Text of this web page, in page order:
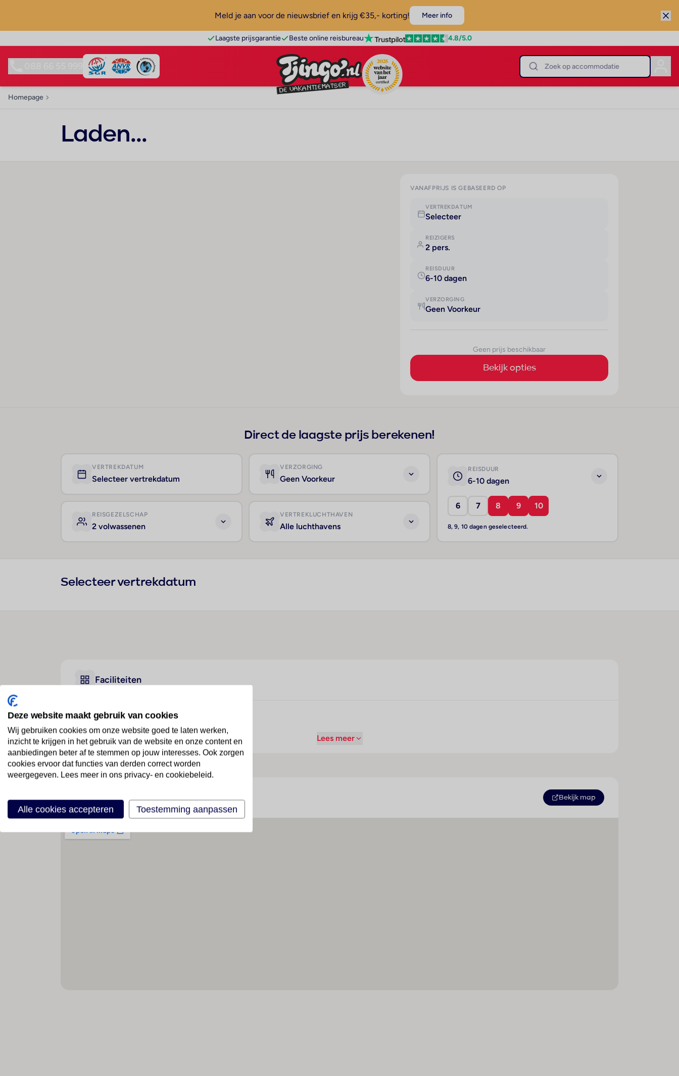
Meld je aan voor de nieuwsbrief en krijg €35,- korting! Meer info
Laagste prijsgarantie Beste online reisbureau 4.8/5.0
Homepage
Laden...
VANAFPRIJS IS GEBASEERD OP
VERTREKDATUM
Selecteer
REIZIGERS
2 pers.
REISDUUR
6-10 dagen
VERZORGING
Geen Voorkeur
Geen prijs beschikbaar
Bekijk opties
Direct de laagste prijs berekenen!
VERTREKDATUM
Selecteer vertrekdatum
VERZORGING
Geen Voorkeur
REISDUUR
6-10 dagen
6 7 8 9 10
8, 9, 10 dagen geselecteerd.
REISGEZELSCHAP
2 volwassenen
VERTREKLUCHTHAVEN
Alle luchthavens
Selecteer vertrekdatum
Faciliteiten
Geen faciliteiten beschikbaar
Lees meer
Locatie Bekijk map
Deze website maakt gebruik van cookies
Wij gebruiken cookies om onze website goed te laten werken,
inzicht te krijgen in het gebruik van de website en onze content en
aanbiedingen beter af te stemmen op jouw interesses. Ook zorgen
cookies ervoor dat functies van derden correct worden
weergegeven. Lees meer in ons privacy- en cookiebeleid.
Alle cookies accepteren Toestemming aanpassen